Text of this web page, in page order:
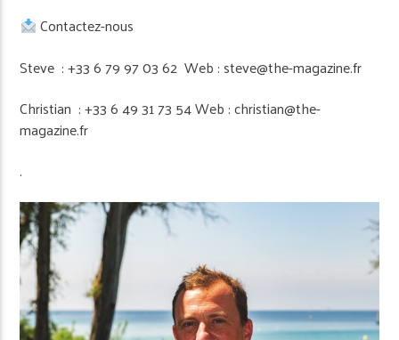
Contactez-nous
Steve : +33 6 79 97 03 62 Web : steve@the-magazine.fr
Christian : +33 6 49 31 73 54 Web : christian@the-
magazine.fr
.